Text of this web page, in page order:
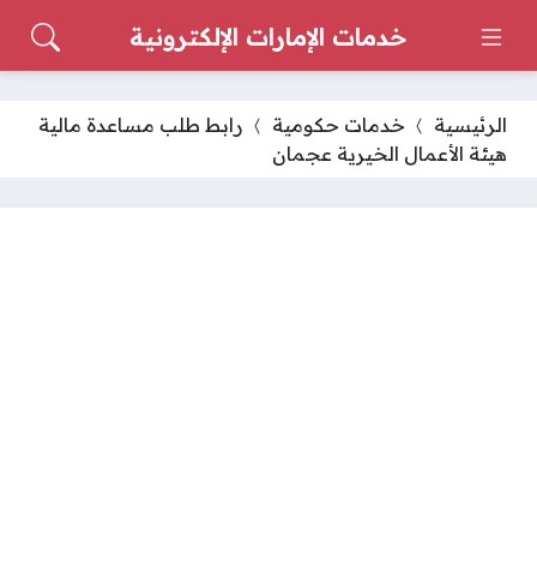
خدمات الإمارات الإلكترونية
الرئيسية خدمات حكومية
رابط طلب مساعدة مالية
هيئة الأعمال الخيرية عجمان